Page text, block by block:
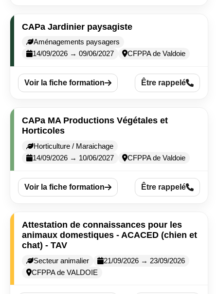
CAPa Jardinier paysagiste
Aménagements paysagers
14/09/2026 → 09/06/2027
CFPPA de Valdoie
Voir la fiche formation Être rappelé
CAPa MA Productions Végétales et
Horticoles
Horticulture / Maraichage
14/09/2026 → 10/06/2027
CFPPA de Valdoie
Voir la fiche formation Être rappelé
Attestation de connaissances pour les
animaux domestiques - ACACED (chien et
chat) - TAV
Secteur animalier
21/09/2026 → 23/09/2026
CFPPA de VALDOIE